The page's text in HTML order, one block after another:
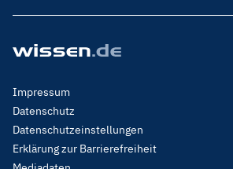
Footer
Menu
Legal
Impressum
Datenschutz
Datenschutzeinstellungen
Erklärung zur Barrierefreiheit